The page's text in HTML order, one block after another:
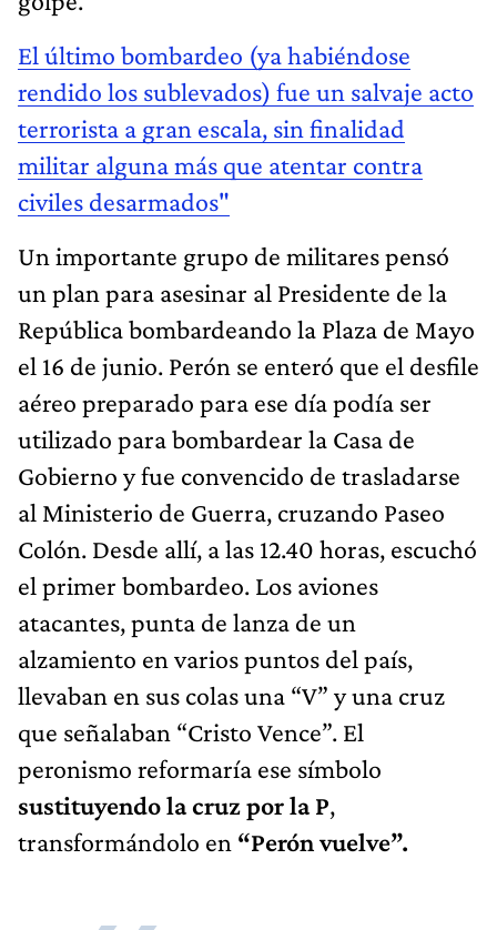
El último bombardeo (ya habiéndose
rendido los sublevados) fue un salvaje acto
terrorista a gran escala, sin finalidad
militar alguna más que atentar contra
civiles desarmados"
Un importante grupo de militares pensó
un plan para asesinar al Presidente de la
República bombardeando la Plaza de Mayo
el 16 de junio. Perón se enteró que el desfile
aéreo preparado para ese día podía ser
utilizado para bombardear la Casa de
Gobierno y fue convencido de trasladarse
al Ministerio de Guerra, cruzando Paseo
Colón. Desde allí, a las 12.40 horas, escuchó
el primer bombardeo. Los aviones
atacantes, punta de lanza de un
alzamiento en varios puntos del país,
llevaban en sus colas una “V” y una cruz
que señalaban “Cristo Vence”. El
peronismo reformaría ese símbolo
sustituyendo la cruz por la P,
transformándolo en “Perón vuelve”.